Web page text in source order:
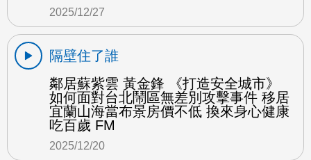
2025/12/27
隔壁住了誰
鄰居蘇紫雲 黃金鋒 《打造安全城市》
如何面對台北鬧區無差別攻擊事件 移居
宜蘭山海當布景房價不低 換來身心健康
吃百歲 FM
2025/12/20